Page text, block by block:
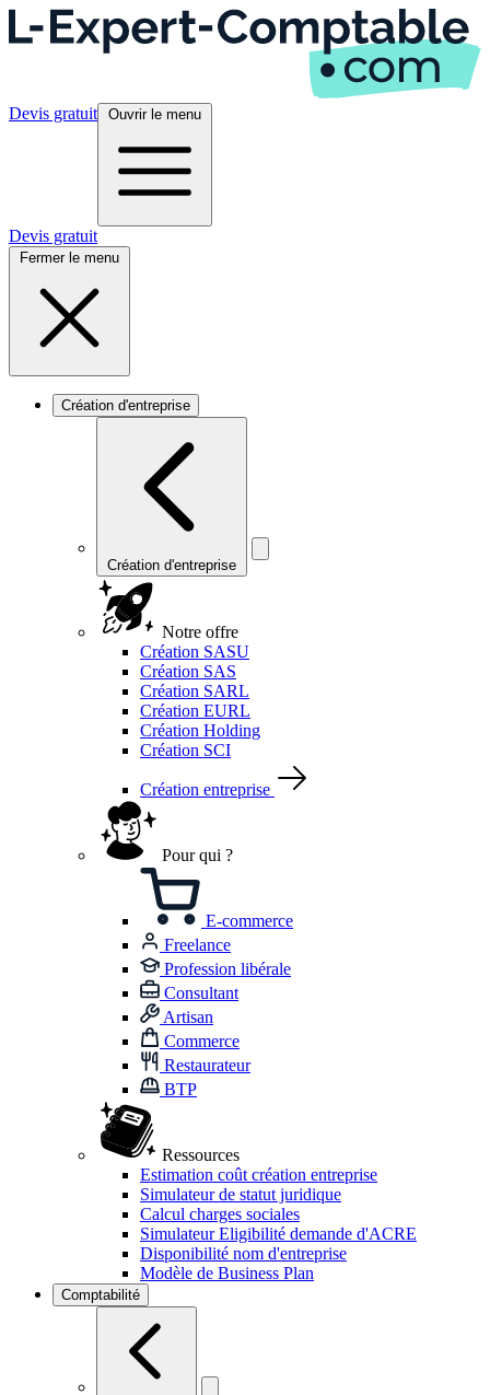
Devis gratuit Ouvrir le menu
Devis gratuit
Fermer le menu
Création d'entreprise
Création d'entreprise
Notre offre
Création SASU
Création SAS
Création SARL
Création EURL
Création Holding
Création SCI
Création entreprise
Pour qui ?
E-commerce
Freelance
Profession libérale
Consultant
Artisan
Commerce
Restaurateur
BTP
Ressources
Estimation coût création entreprise
Simulateur de statut juridique
Calcul charges sociales
Simulateur Eligibilité demande d'ACRE
Disponibilité nom d'entreprise
Modèle de Business Plan
Comptabilité